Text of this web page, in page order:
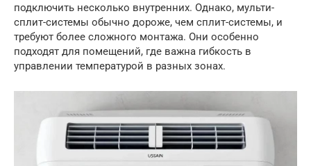
подключить несколько внутренних. Однако, мульти-
сплит-системы обычно дороже, чем сплит-системы, и
требуют более сложного монтажа. Они особенно
подходят для помещений, где важна гибкость в
управлении температурой в разных зонах.